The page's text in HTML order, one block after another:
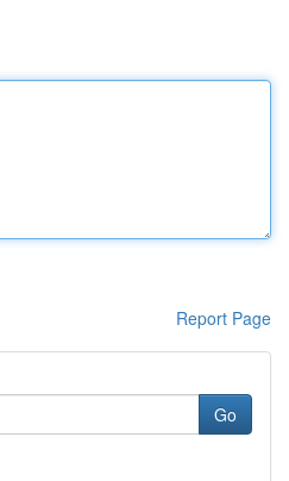
Report Page
Go